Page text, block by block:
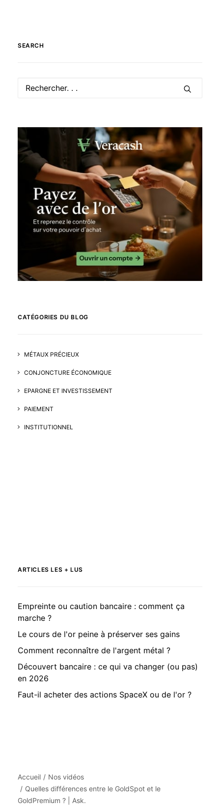
SEARCH
CATÉGORIES DU BLOG
MÉTAUX PRÉCIEUX
CONJONCTURE ÉCONOMIQUE
EPARGNE ET INVESTISSEMENT
PAIEMENT
INSTITUTIONNEL
ARTICLES LES + LUS
Empreinte ou caution bancaire : comment ça
marche ?
Le cours de l'or peine à préserver ses gains
Comment reconnaître de l'argent métal ?
Découvert bancaire : ce qui va changer (ou pas)
en 2026
Faut-il acheter des actions SpaceX ou de l'or ?
Accueil
Nos vidéos
Quelles différences entre le GoldSpot et le
GoldPremium ? | Ask.